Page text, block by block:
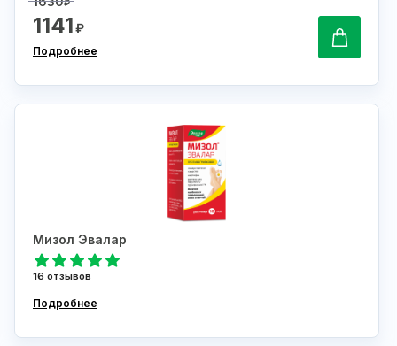
₽
1141₽
Подробнее
Мизол Эвалар
16 отзывов
Подробнее